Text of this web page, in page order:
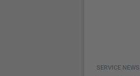
SERVICE NEWS